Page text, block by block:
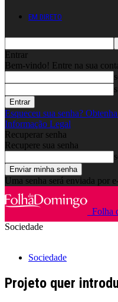
EM DIRETO
Entrar
Bem-vindo! Entre na sua
Esqueceu sua senha?
Informação Legal
Recuperar senha
Recupere sua senha
Uma senha será enviada por
Folha
Sociedade
Sociedade
Projeto quer